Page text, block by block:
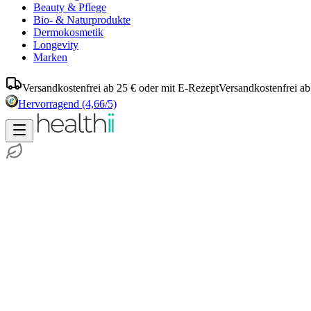
Beauty & Pflege
Bio- & Naturprodukte
Dermokosmetik
Longevity
Marken
Versandkostenfrei ab 25 € oder mit E-RezeptVersandkostenfrei
Hervorragend (4,66/5)